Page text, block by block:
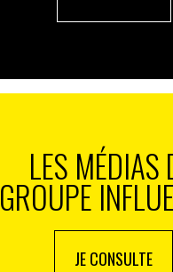
LES MÉDIAS
GROUPE
JE CONSULTE